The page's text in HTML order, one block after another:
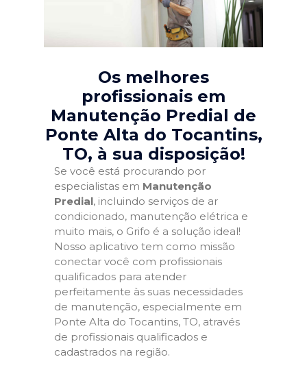
Os melhores
profissionais em
Manutenção Predial de
Ponte Alta do Tocantins,
TO, à sua disposição!
Se você está procurando por
especialistas em Manutenção
Predial, incluindo serviços de ar
condicionado, manutenção elétrica e
muito mais, o Grifo é a solução ideal!
Nosso aplicativo tem como missão
conectar você com profissionais
qualificados para atender
perfeitamente às suas necessidades
de manutenção, especialmente em
Ponte Alta do Tocantins, TO, através
de profissionais qualificados e
cadastrados na região.